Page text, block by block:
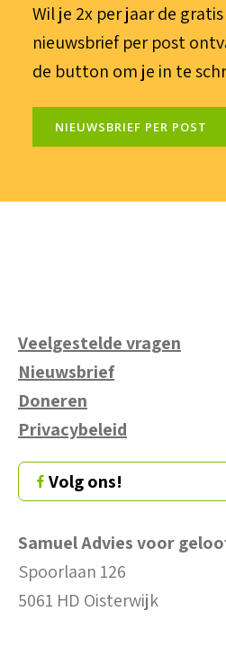
Wil je 2x per jaar de
nieuwsbrief per post
de button om je in te
NIEUWSBRIEF PER POST
Veelgestelde vragen
Nieuwsbrief
Doneren
Privacybeleid
Volg ons!
Samuel Advies voor
Spoorlaan 126
5061 HD Oisterwijk